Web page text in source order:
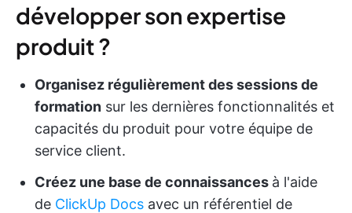
développer son expertise
produit ?
Organisez régulièrement des sessions de
formation sur les dernières fonctionnalités et
capacités du produit pour votre équipe de
service client.
Créez une base de connaissances à l'aide
de ClickUp Docs avec un référentiel de